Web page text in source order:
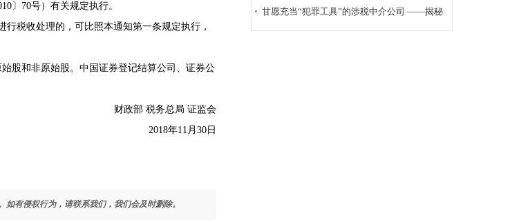
〕70号）有关规定执行。
税收处理的，可比照本通知第一条规定执行，
和非原始股。中国证券登记结算公司、证券公
财政部 税务总局 证监会
2018年11月30日
有侵权行为，请联系我们，我们会及时删除。
家安全部、司法部印发《关于适用认罪认罚从
宽制度的指导意见》的通知
甘愿充当“犯罪工具”的涉税中介公司 ——揭秘
涉税中介福州金汇鑫财税咨询有限公司帮助其